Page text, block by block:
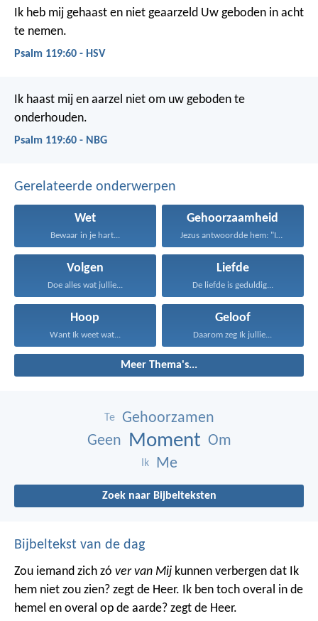
Ik heb mij gehaast en niet geaarzeld Uw geboden in acht
te nemen.
Psalm 119:60 - HSV
Ik haast mij en aarzel niet om uw geboden te
onderhouden.
Psalm 119:60 - NBG
Gerelateerde onderwerpen
Wet
Bewaar in je hart...
Gehoorzaamheid
Jezus antwoordde hem: "Iemand...
Volgen
Doe alles wat jullie...
Liefde
De liefde is geduldig...
Hoop
Want Ik weet wat...
Geloof
Daarom zeg Ik jullie...
Meer Thema's...
Te
Gehoorzamen
Geen Moment Om
Ik Me
Zoek naar Bijbelteksten
Bijbeltekst van de dag
Zou iemand zich zó ver van Mij kunnen verbergen dat Ik
hem niet zou zien? zegt de Heer. Ik ben toch overal in de
hemel en overal op de aarde? zegt de Heer.